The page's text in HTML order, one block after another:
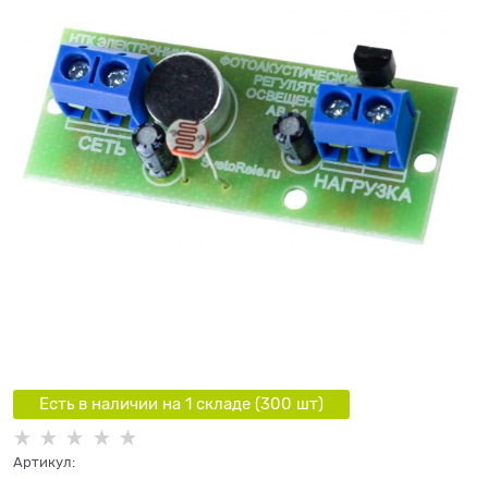
Есть в наличии на 1 складe (300 шт)
Артикул: